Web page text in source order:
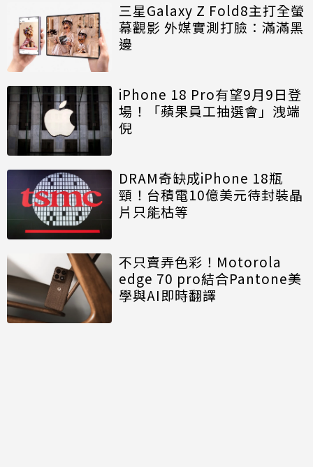
三星Galaxy Z Fold8主打全螢
幕觀影 外媒實測打臉：滿滿黑
邊
iPhone 18 Pro有望9月9日登
場！「蘋果員工抽選會」洩端
倪
DRAM奇缺成iPhone 18瓶
頸！台積電10億美元待封裝晶
片只能枯等
不只賣弄色彩！Motorola
edge 70 pro結合Pantone美
學與AI即時翻譯